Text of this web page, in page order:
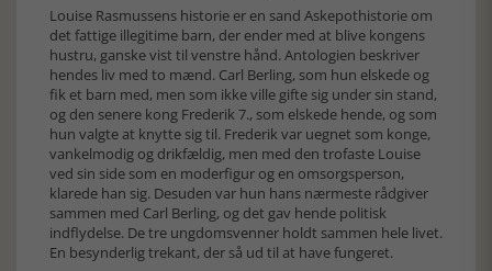
Louise Rasmussens historie er en sand Askepothistorie om
det fattige illegitime barn, der ender med at blive kongens
hustru, ganske vist til venstre hånd. Antologien beskriver
hendes liv med to mænd. Carl Berling, som hun elskede og
fik et barn med, men som ikke ville gifte sig under sin stand,
og den senere kong Frederik 7., som elskede hende, og som
hun valgte at knytte sig til. Frederik var uegnet som konge,
vankelmodig og drikfældig, men med den trofaste Louise
ved sin side som en moderfigur og en omsorgsperson,
klarede han sig. Desuden var hun hans nærmeste rådgiver
sammen med Carl Berling, og det gav hende politisk
indflydelse. De tre ungdomsvenner holdt sammen hele livet.
En besynderlig trekant, der så ud til at have fungeret.